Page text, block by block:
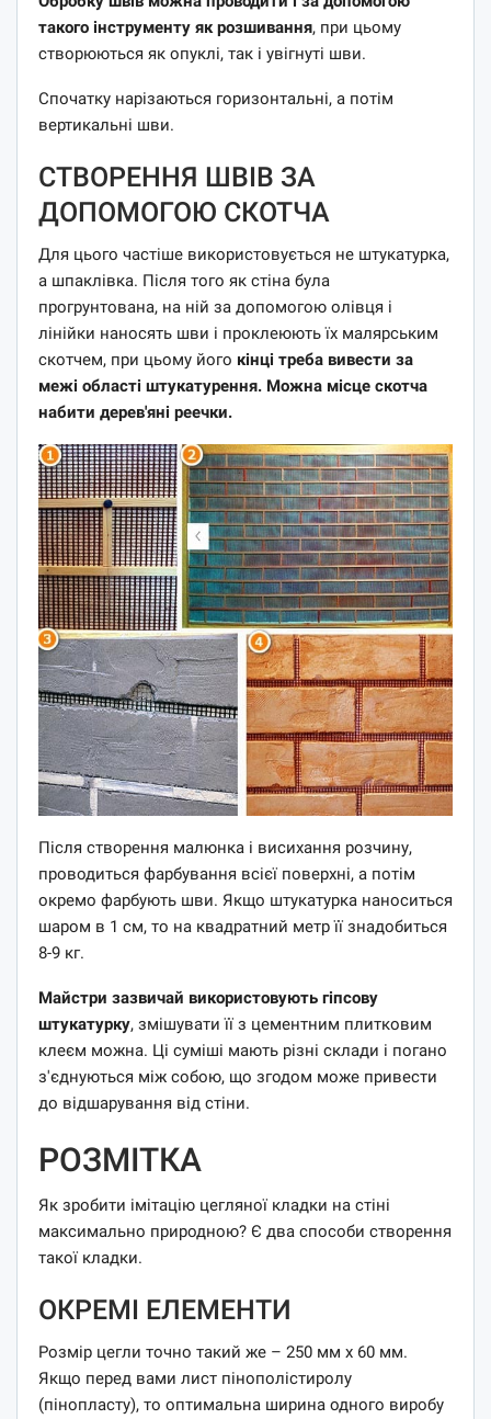
такого інструменту як розшивання, при цьому
створюються як опуклі, так і увігнуті шви.
Спочатку нарізаються горизонтальні, а потім
вертикальні шви.
СТВОРЕННЯ ШВІВ ЗА
ДОПОМОГОЮ СКОТЧА
Для цього частіше використовується не штукатурка,
а шпаклівка. Після того як стіна була
прогрунтована, на ній за допомогою олівця і
лінійки наносять шви і проклеюють їх малярським
скотчем, при цьому його кінці треба вивести за
межі області штукатурення. Можна місце скотча
набити дерев'яні реечки.
Після створення малюнка і висихання розчину,
проводиться фарбування всієї поверхні, а потім
окремо фарбують шви. Якщо штукатурка наноситься
шаром в 1 см, то на квадратний метр її знадобиться
8-9 кг.
Майстри зазвичай використовують гіпсову
штукатурку, змішувати її з цементним плитковим
клеєм можна. Ці суміші мають різні склади і погано
з'єднуються між собою, що згодом може привести
до відшарування від стіни.
РОЗМІТКА
Як зробити імітацію цегляної кладки на стіні
максимально природною? Є два способи створення
такої кладки.
ОКРЕМІ ЕЛЕМЕНТИ
Розмір цегли точно такий же – 250 мм х 60 мм.
Якщо перед вами лист пінополістиролу
(пінопласту), то оптимальна ширина одного виробу